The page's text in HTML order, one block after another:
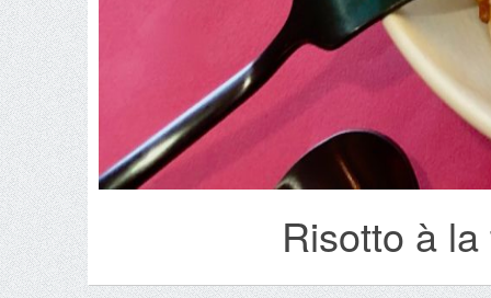
Risotto à